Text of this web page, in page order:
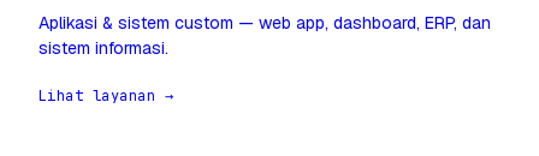
Aplikasi & sistem custom — web app, dashboard, ERP, dan
sistem informasi.
Lihat layanan →